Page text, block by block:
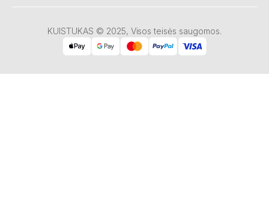
KUISTUKAS © 2025, Visos teisės saugomos.